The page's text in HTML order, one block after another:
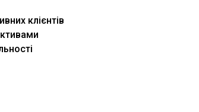
клієнтів